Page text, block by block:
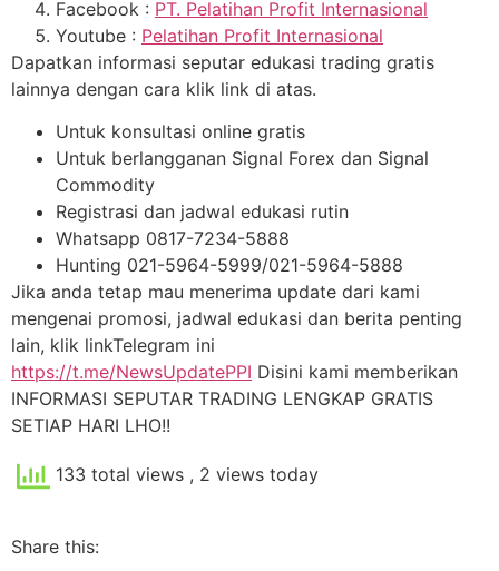
Facebook : PT. Pelatihan Profit Internasional
Youtube : Pelatihan Profit Internasional
Dapatkan informasi seputar edukasi trading gratis
lainnya dengan cara klik link di atas.
Untuk konsultasi online gratis
Untuk berlangganan Signal Forex dan Signal
Commodity
Registrasi dan jadwal edukasi rutin
Whatsapp 0817-7234-5888
Hunting 021-5964-5999/021-5964-5888
Jika anda tetap mau menerima update dari kami
mengenai promosi, jadwal edukasi dan berita penting
lain, klik linkTelegram ini
https://t.me/NewsUpdatePPI Disini kami memberikan
INFORMASI SEPUTAR TRADING LENGKAP GRATIS
SETIAP HARI LHO!!
133 total views , 2 views today
Share this: